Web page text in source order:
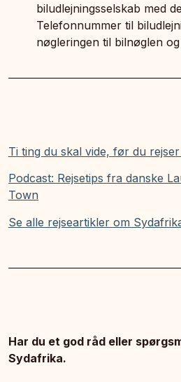
biludlejningsselskab med
Telefonnummer til
nøgleringen til bilnøglen
Ti ting du skal vide, før du
Podcast: Rejsetips fra danske
Town
Se alle rejseartikler om
Har du et god råd eller
Sydafrika.